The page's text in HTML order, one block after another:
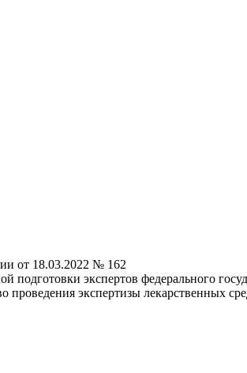
от 18.03.2022 № 162
подготовки экспертов федерального
проведения экспертизы лекарственных